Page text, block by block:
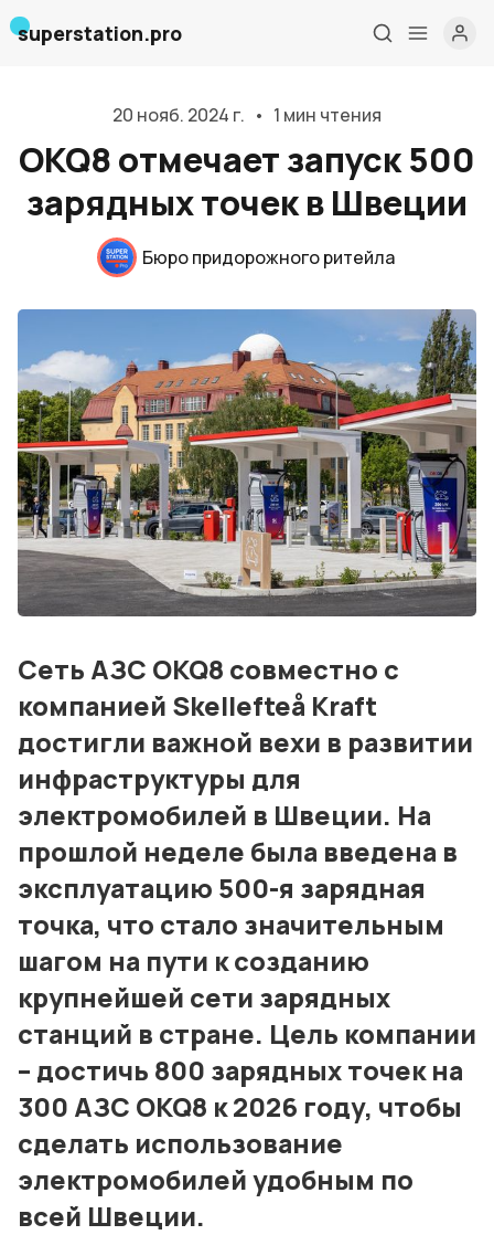
Главная
О нас
Дизайн и проектирование
Консалтинг и обучение
Блог
События
Контакты
Мнения
Видео
Подписка
Условия использования материалов
Политика конфиденциальности и cookie
superstation.pro
20 нояб. 2024 г. • 1 мин чтения
OKQ8 отмечает запуск 500
зарядных точек в Швеции
Бюро придорожного ритейла
Сеть АЗС OKQ8 совместно с
компанией Skellefteå Kraft
достигли важной вехи в развитии
инфраструктуры для
электромобилей в Швеции. На
прошлой неделе была введена в
эксплуатацию 500-я зарядная
точка, что стало значительным
шагом на пути к созданию
крупнейшей сети зарядных
станций в стране. Цель компании
– достичь 800 зарядных точек на
300 АЗС OKQ8 к 2026 году, чтобы
сделать использование
электромобилей удобным по
всей Швеции.